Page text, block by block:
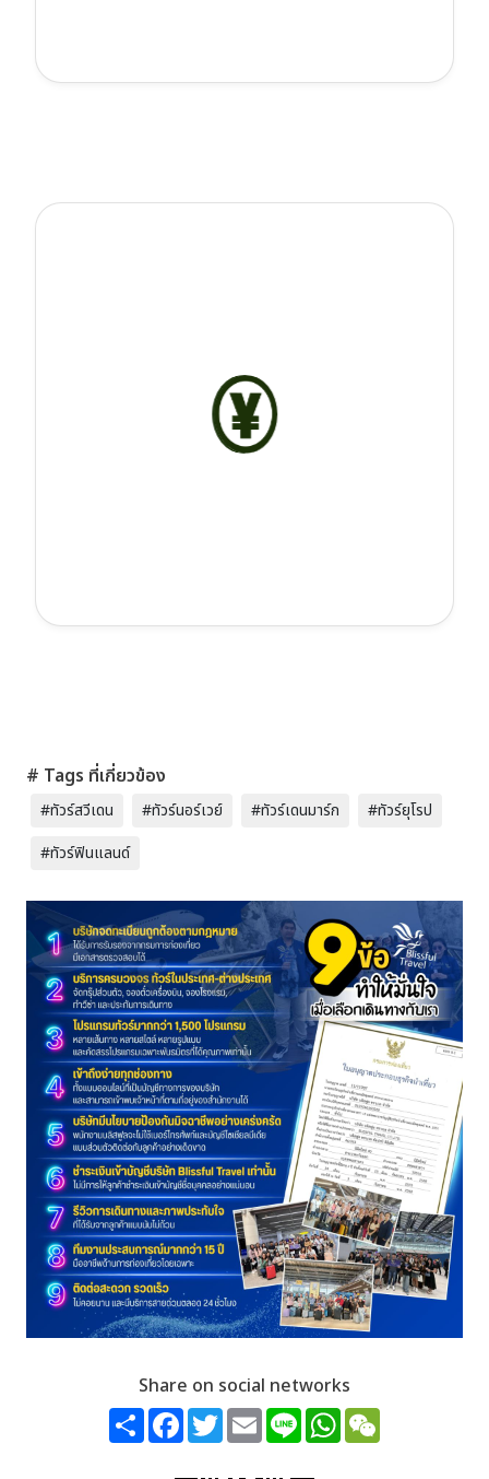
# Tags ที่เกี่ยวข้อง
#ทัวร์สวีเดน #ทัวร์นอร์เวย์ #ทัวร์เดนมาร์ก
#ทัวร์ยุโรป
#ทัวร์ฟินแลนด์
Share on social networks
ShareFacebook
TwitterEmailLine WhatsApp